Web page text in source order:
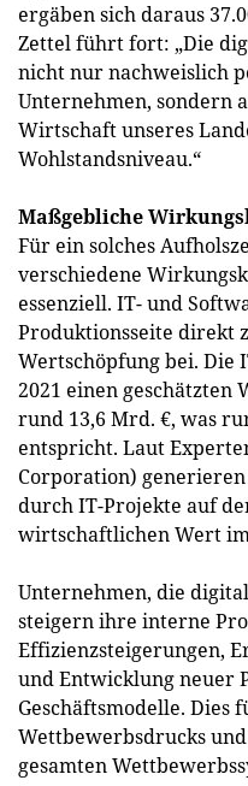
ergäben sich daraus
Zettel führt fort: „Die
nicht nur nachweislich
Unternehmen, sondern
Wirtschaft unseres
Wohlstandsniveau.“
Maßgebliche
Für ein solches
verschiedene
essenziell. IT- und
Produktionsseite direkt
Wertschöpfung bei. Die
2021 einen geschätzten
rund 13,6 Mrd. €, was
entspricht. Laut
Corporation)
durch IT-Projekte auf
wirtschaftlichen Wert
Unternehmen, die
steigern ihre interne
Effizienzsteigerungen,
und Entwicklung neuer
Geschäftsmodelle. Dies
Wettbewerbsdrucks
gesamten